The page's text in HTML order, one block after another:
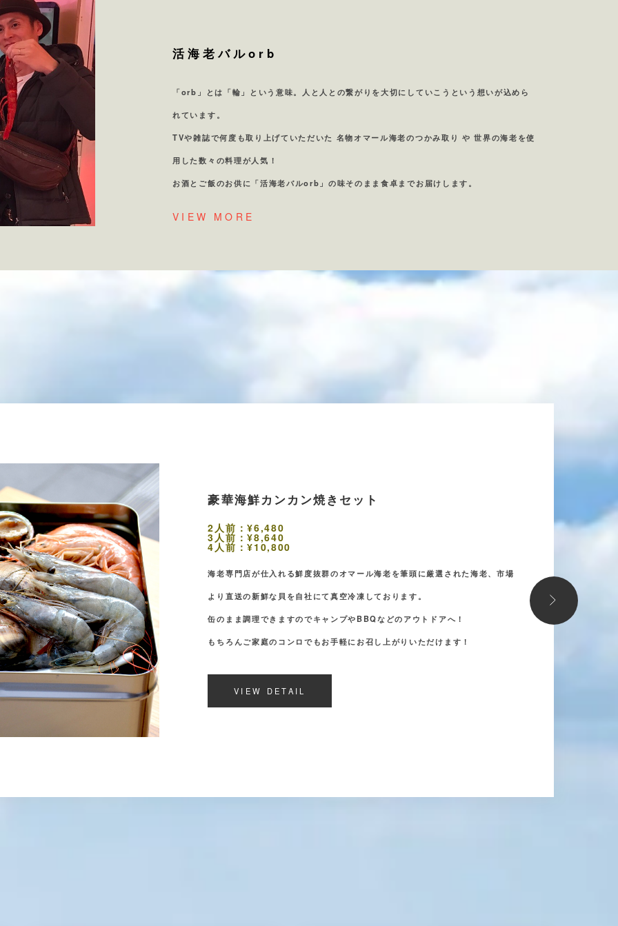
活海老バルorb
「orb」とは「輪」という意味。人と人との繋がりを大切にしていこうという想いが込めら
れています。
TVや雑誌で何度も取り上げていただいた 名物オマール海老のつかみ取り や 世界の海老を使
用した数々の料理が人気！
お酒とご飯のお供に「活海老バルorb」の味そのまま食卓までお届けします。
VIEW MORE
「赤い悪魔」と言われる『カラビネーロ』
2尾：¥2,800
スペインアンダルシア地方『海老の街』と呼ばれるウエルバの超高級食材。
自社輸入しているので日本で唯一食べれるのはorbだけ！